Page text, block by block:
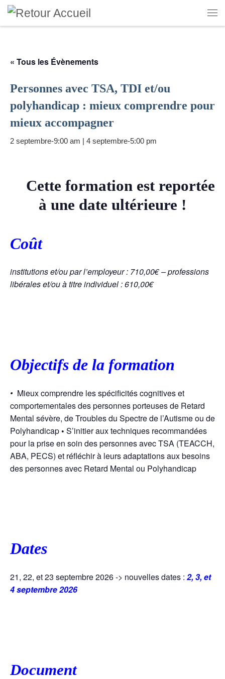
Skip to content
« Tous les Évènements
Personnes avec TSA, TDI et/ou
polyhandicap : mieux comprendre pour
mieux accompagner
2 septembre-9:00 am | 4 septembre-5:00 pm
Cette formation est reportée
à une date ultérieure !
Coût
institutions et/ou par l’employeur : 710,00€ – professions
libérales et/ou à titre individuel : 610,00€
Objectifs de la formation
• Mieux comprendre les spécificités cognitives et
comportementales des personnes porteuses de Retard
Mental sévère, de Troubles du Spectre de l’Autisme ou de
Polyhandicap• S’initier aux techniques recommandées
pour la prise en soin des personnes avec TSA (TEACCH,
ABA, PECS) et réfléchir à leurs adaptations aux besoins
des personnes avec Retard Mental ou Polyhandicap
Dates
21, 22, et 23 septembre 2026 -> nouvelles dates : 2, 3, et
4 septembre 2026
Document